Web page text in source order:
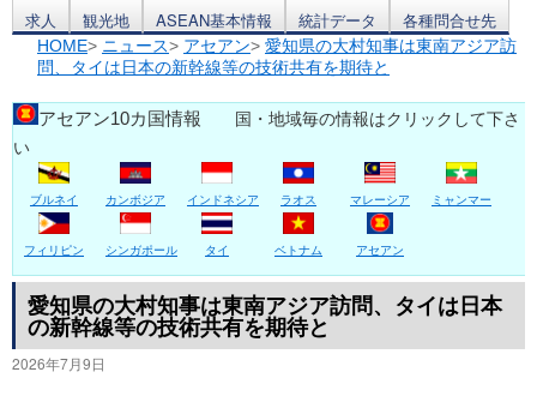
ン
ン
ツ
へ
ス
キ
ッ
求人
観光地 ASEAN基本情報 統計データ 各種問合せ先
HOME> ニュース> アセアン> 愛知県の大村知事は東南アジア訪
問、タイは日本の新幹線等の技術共有を期待と
アセアン10カ国情報 国・地域毎の情報はクリックして下さ
い
ブルネイ カンボジア インドネシア ラオス マレーシア ミャンマー
フィリピン シンガポール タイ ベトナム アセアン
愛知県の大村知事は東南アジア訪問、タイは日本
の新幹線等の技術共有を期待と
2026年7月9日